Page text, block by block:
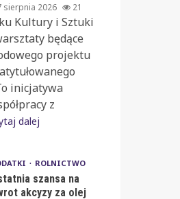
sierpnia 2026 21
Kultury i Sztuki
będące
projektu
inicjatywa
z
dalej
ROLNICTWO
szansa na
akcyzy za olej